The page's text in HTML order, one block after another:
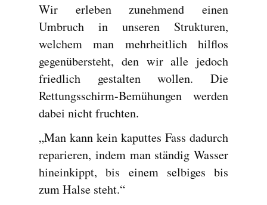
Wir erleben zunehmend einen
Umbruch in unseren Strukturen,
welchem man mehrheitlich hilflos
gegenübersteht, den wir alle jedoch
friedlich gestalten wollen. Die
Rettungsschirm-Bemühungen werden
dabei nicht fruchten.
„Man kann kein kaputtes Fass dadurch
reparieren, indem man ständig Wasser
hineinkippt, bis einem selbiges bis
zum Halse steht.“